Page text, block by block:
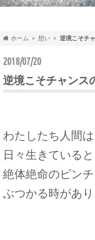
ホーム 想い 逆境こそチ
2018/07/20
逆境こそチャンス
わたしたち人間は
日々生きていると
絶体絶命のピン
ぶつかる時があ